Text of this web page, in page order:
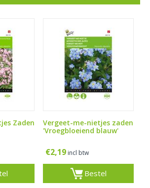
Zaden
Vergeet-me-nietjes zaden
'Vroegbloeiend blauw'
€2,19 incl btw
Bestel